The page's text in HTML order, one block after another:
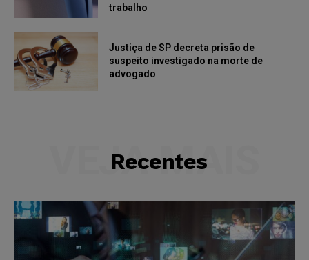
trabalho
Justiça de SP decreta prisão de
suspeito investigado na morte de
advogado
Recentes
VEJA MAIS